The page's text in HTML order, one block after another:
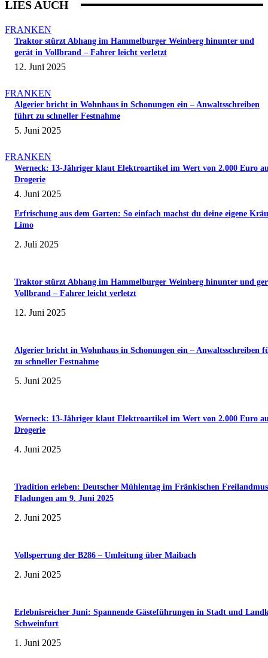
LIES AUCH
FRANKEN
Traktor stürzt Abhang im Hammelburger Weinberg hinunter und
gerät in Vollbrand – Fahrer leicht verletzt
12. Juni 2025
FRANKEN
Algerier bricht in Wohnhaus in Schonungen ein – Anwaltsschreiben
führt zu schneller Festnahme
5. Juni 2025
FRANKEN
Werneck: 13-Jähriger klaut Elektroartikel im Wert von 2.000 Euro
Drogerie
4. Juni 2025
Erfrischung aus dem Garten: So einfach machst du deine eigene
Limo
2. Juli 2025
Traktor stürzt Abhang im Hammelburger Weinberg hinunter und
Vollbrand – Fahrer leicht verletzt
12. Juni 2025
Algerier bricht in Wohnhaus in Schonungen ein – Anwaltsschreiben
zu schneller Festnahme
5. Juni 2025
Werneck: 13-Jähriger klaut Elektroartikel im Wert von 2.000 Euro
Drogerie
4. Juni 2025
Tradition erleben: Deutscher Mühlentag im Fränkischen
Fladungen am 9. Juni 2025
2. Juni 2025
Vollsperrung der B286 – Umleitung über Maibach
2. Juni 2025
Erlebnisreicher Juni: Spannende Gästeführungen in Stadt und
Schweinfurt
1. Juni 2025